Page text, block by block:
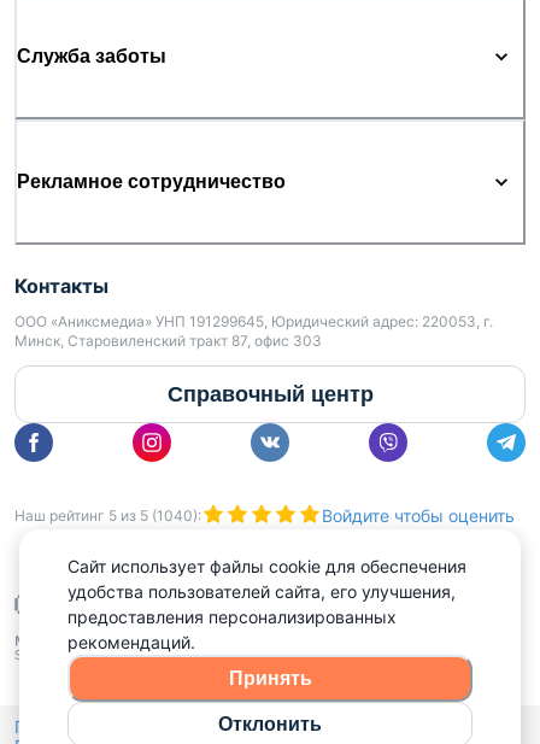
Служба заботы
Рекламное сотрудничество
Контакты
ООО «Аниксмедиа» УНП 191299645, Юридический адрес: 220053, г.
Минск, Старовиленский тракт 87, офис 303
Справочный центр
Наш рейтинг 5 из 5 (1040): Войдите чтобы оценить
Политика конфиденциальности,
Сайт использует файлы cookie для обеспечения
удобства пользователей сайта, его улучшения,
предоставления персонализированных
рекомендаций.
Принять
Отклонить